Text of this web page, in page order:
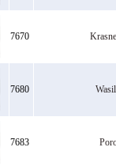
7670
7680
7683